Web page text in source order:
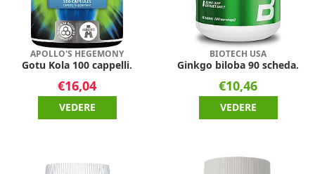
APOLLO'S HEGEMONY
Gotu Kola 100 cappelli.
€16,04
VEDERE
BIOTECH USA
Ginkgo biloba 90 scheda.
€10,46
VEDERE